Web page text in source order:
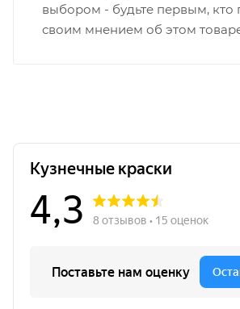
выбором - будьте первым, кто
своим мнением об этом